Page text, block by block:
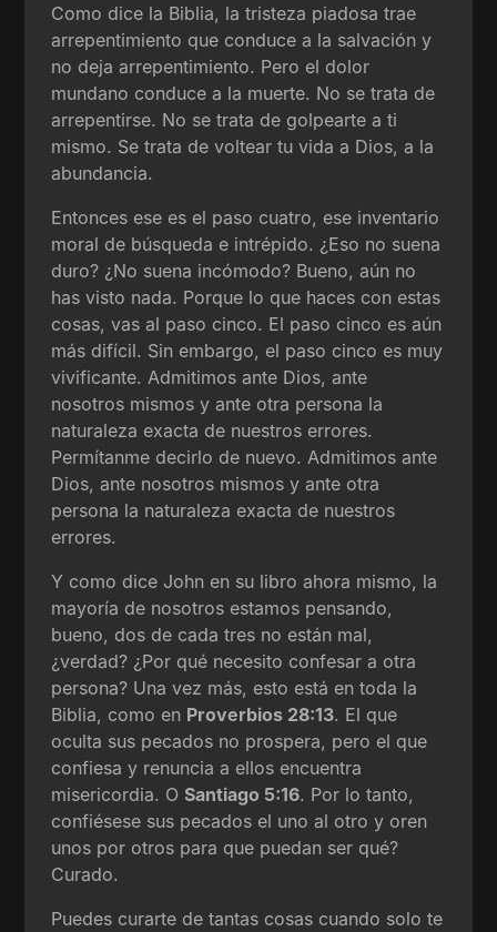
Como dice la Biblia, la tristeza piadosa trae
arrepentimiento que conduce a la salvación y
no deja arrepentimiento. Pero el dolor
mundano conduce a la muerte. No se trata de
arrepentirse. No se trata de golpearte a ti
mismo. Se trata de voltear tu vida a Dios, a la
abundancia.
Entonces ese es el paso cuatro, ese inventario
moral de búsqueda e intrépido. ¿Eso no suena
duro? ¿No suena incómodo? Bueno, aún no
has visto nada. Porque lo que haces con estas
cosas, vas al paso cinco. El paso cinco es aún
más difícil. Sin embargo, el paso cinco es muy
vivificante. Admitimos ante Dios, ante
nosotros mismos y ante otra persona la
naturaleza exacta de nuestros errores.
Permítanme decirlo de nuevo. Admitimos ante
Dios, ante nosotros mismos y ante otra
persona la naturaleza exacta de nuestros
errores.
Y como dice John en su libro ahora mismo, la
mayoría de nosotros estamos pensando,
bueno, dos de cada tres no están mal,
¿verdad? ¿Por qué necesito confesar a otra
persona? Una vez más, esto está en toda la
Biblia, como en Proverbios 28:13. El que
oculta sus pecados no prospera, pero el que
confiesa y renuncia a ellos encuentra
misericordia. OSantiago 5:16. Por lo tanto,
confiésese sus pecados el uno al otro y oren
unos por otros para que puedan ser qué?
Curado.
Puedes curarte de tantas cosas cuando solo te